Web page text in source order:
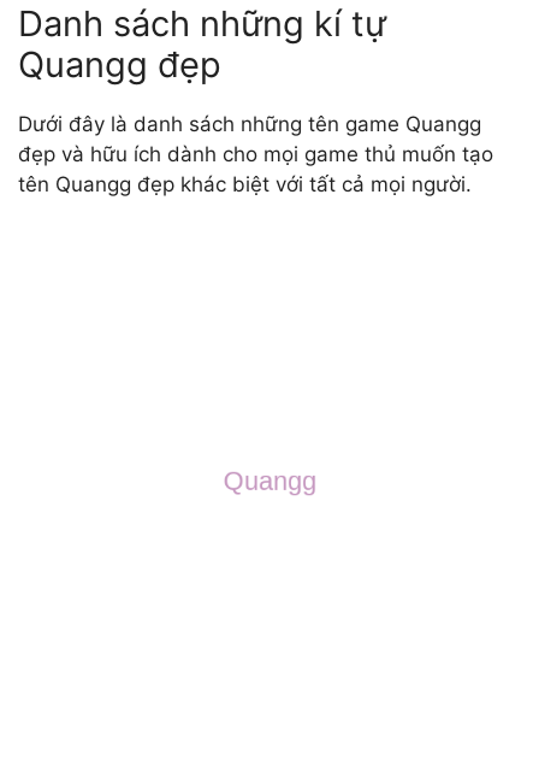
Danh sách những kí tự
Quangg đẹp
Dưới đây là danh sách những tên game Quangg
đẹp và hữu ích dành cho mọi game thủ muốn tạo
tên Quangg đẹp khác biệt với tất cả mọi người.